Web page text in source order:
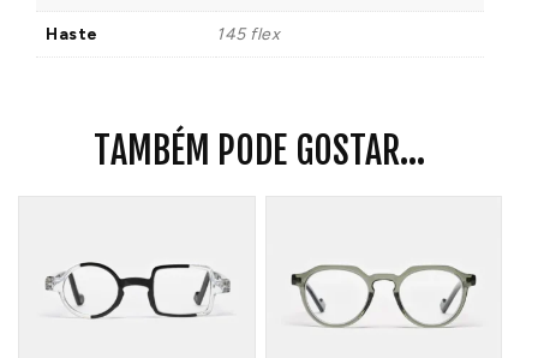
Haste 145 flex
TAMBÉM PODE GOSTAR...